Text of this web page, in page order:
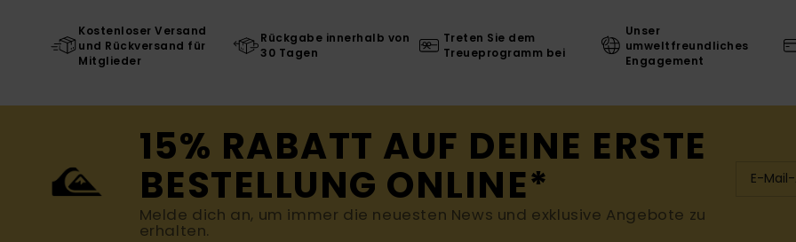
Kostenloser Versand
und Rückversand für
Mitglieder
Rückgabe innerhalb von
30 Tagen
Treten Sie dem
Treueprogramm bei
Unser
umweltfreundliches
Engagement
15% RABATT AUF DEINE ERSTE
BESTELLUNG ONLINE*
Melde dich an, um immer die neuesten News und exklusive Angebote zu
erhalten.